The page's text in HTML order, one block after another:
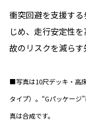
衝突回避を支援す
じめ、走行安定性
故のリスクを減らす
■写真は10尺デッキ・高
タイプ）。“Gパッケー
真は合成です。